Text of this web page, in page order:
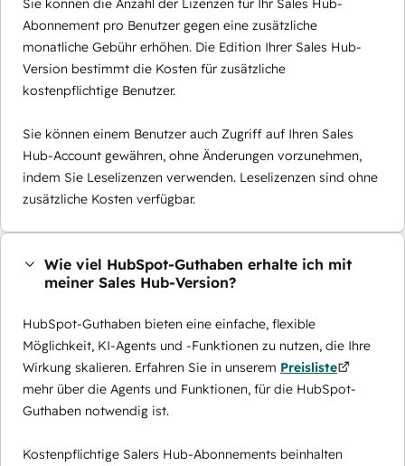
Sie können die Anzahl der Lizenzen für Ihr Sales Hub-
Abonnement pro Benutzer gegen eine zusätzliche
monatliche Gebühr erhöhen. Die Edition Ihrer Sales Hub-
Version bestimmt die Kosten für zusätzliche
kostenpflichtige Benutzer.
Sie können einem Benutzer auch Zugriff auf Ihren Sales
Hub-Account gewähren, ohne Änderungen vorzunehmen,
indem Sie Leselizenzen verwenden. Leselizenzen sind ohne
zusätzliche Kosten verfügbar.
Wie viel HubSpot-Guthaben erhalte ich mit
meiner Sales Hub-Version?
HubSpot-Guthaben bieten eine einfache, flexible
Möglichkeit, KI-Agents und -Funktionen zu nutzen, die Ihre
Wirkung skalieren. Erfahren Sie in unserem Preisliste
mehr über die Agents und Funktionen, für die HubSpot-
Guthaben notwendig ist.
Kostenpflichtige Salers Hub-Abonnements beinhalten